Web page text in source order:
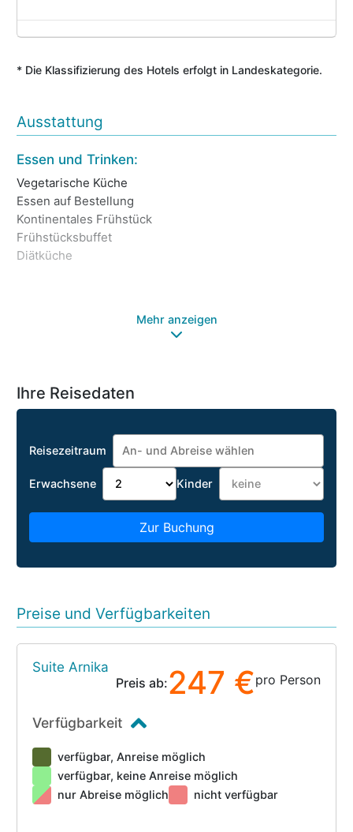
* Die Klassifizierung des Hotels erfolgt in Landeskategorie.
Ausstattung
Essen und Trinken:
Vegetarische Küche
Essen auf Bestellung
Kontinentales Frühstück
Frühstücksbuffet
Diätküche
Mehr anzeigen
Ihre Reisedaten
Reisezeitraum
Erwachsene Kinder
Zur Buchung
Preise und Verfügbarkeiten
Suite Arnika
Preis ab:247 €pro Person
Verfügbarkeit
verfügbar, Anreise möglich
verfügbar, keine Anreise möglich
nur Abreise möglich
nicht verfügbar